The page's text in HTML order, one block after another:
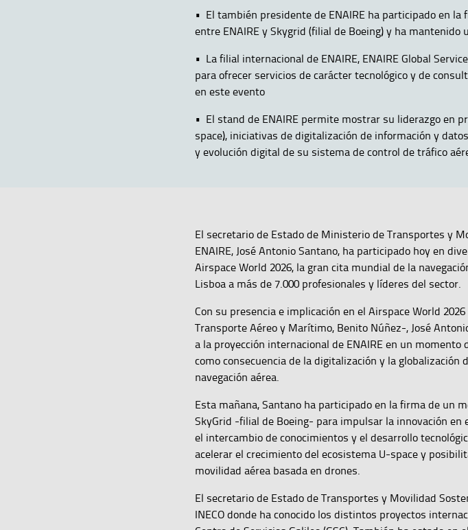
• El también presidente de ENAIRE ha participado en
entre ENAIRE y Skygrid (filial de Boeing) y ha mantenido
• La filial internacional de ENAIRE, ENAIRE Global
para ofrecer servicios de carácter tecnológico y de
en este evento
• El stand de ENAIRE permite mostrar su liderazgo en
space), iniciativas de digitalización de información y
y evolución digital de su sistema de control de tráfico
El secretario de Estado de Ministerio de Transportes y
ENAIRE, José Antonio Santano, ha participado hoy en
Airspace World 2026, la gran cita mundial de la
Lisboa a más de 7.000 profesionales y líderes del sector.
Con su presencia e implicación en el Airspace World
Transporte Aéreo y Marítimo, Benito Núñez-, José
a la proyección internacional de ENAIRE en un
como consecuencia de la digitalización y la globalización
navegación aérea.
Esta mañana, Santano ha participado en la firma de un
SkyGrid -filial de Boeing- para impulsar la innovación en
el intercambio de conocimientos y el desarrollo
acelerar el crecimiento del ecosistema U-space y
movilidad aérea basada en drones.
El secretario de Estado de Transportes y Movilidad
INECO donde ha conocido los distintos proyectos